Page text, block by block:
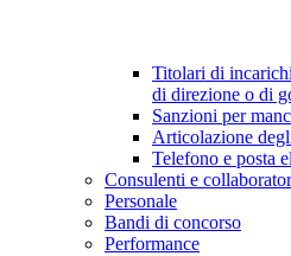
Titolari di
di direzione o di
Sanzioni per
Articolazione
Telefono e posta
Consulenti e
Personale
Bandi di concorso
Performance